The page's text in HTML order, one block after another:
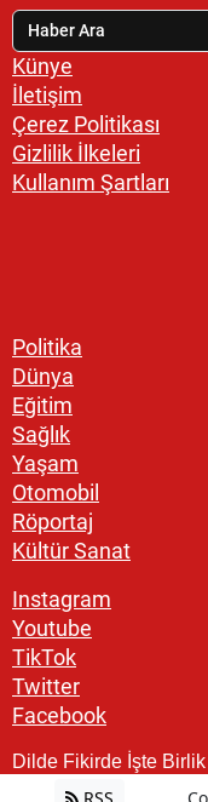
Künye
İletişim
Çerez Politikası
Gizlilik İlkeleri
Kullanım Şartları
Politika
Dünya
Eğitim
Sağlık
Yaşam
Otomobil
Röportaj
Kültür Sanat
Instagram
Youtube
TikTok
Twitter
Facebook
Dilde Fikirde İşte